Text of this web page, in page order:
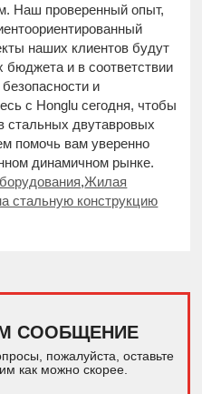
Наш проверенный опыт,
наших клиентов будут
бюджета и в соответствии
и
с Honglu сегодня, чтобы
стальных двутавровых
помочь вам уверенно
динамичном рынке.
,Жилая
стальную конструкцию
СООБЩЕНИЕ
пожалуйста, оставьте
как можно скорее.